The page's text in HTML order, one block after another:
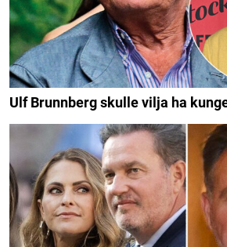
Ulf Brunnberg skulle vilja ha